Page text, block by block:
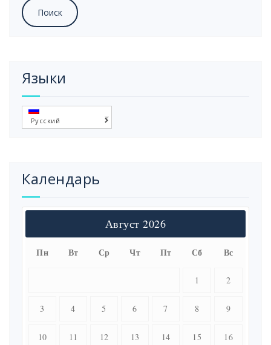
Языки
Русский
Календарь
Август 2026
Пн Вт Ср Чт Пт Сб Вс
1 2
3 4 5 6 7 8 9
10 11 12 13 14 15 16